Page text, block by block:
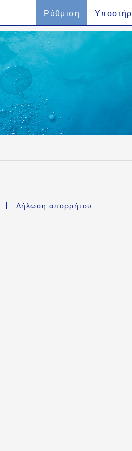
Ρύθμιση
Δήλωση απορρήτου